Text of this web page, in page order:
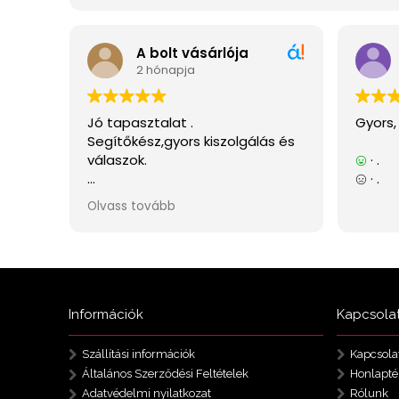
Információk
Szállítási információk
Általános Szerződési Feltételek
Adatvédelmi nyilatkozat
Rólunk